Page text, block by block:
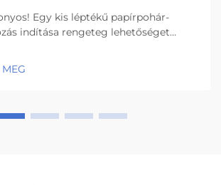
Egy kis léptékű papírpohár-
indítása rengeteg lehetőséget
Ez a legfontosabb